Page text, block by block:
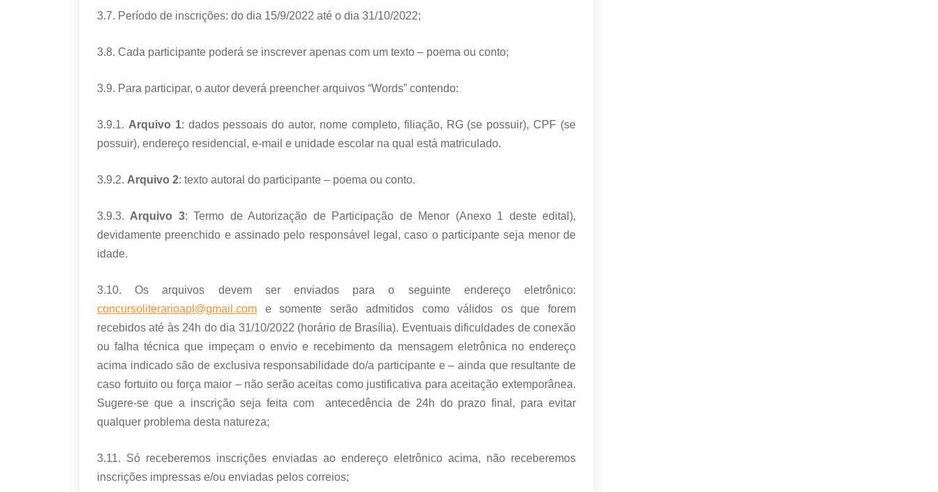
3.7. Período de inscrições: do dia 15/9/2022 até o dia 31/10/2022;
3.8. Cada participante poderá se inscrever apenas com um texto – poema ou conto;
3.9. Para participar, o autor deverá preencher arquivos “Words” contendo:
3.9.1. Arquivo 1: dados pessoais do autor, nome completo, filiação, RG (se possuir), CPF (se
possuir), endereço residencial, e-mail e unidade escolar na qual está matriculado.
3.9.2. Arquivo 2: texto autoral do participante – poema ou conto.
3.9.3. Arquivo 3: Termo de Autorização de Participação de Menor (Anexo 1 deste edital),
devidamente preenchido e assinado pelo responsável legal, caso o participante seja menor de
idade.
3.10. Os arquivos devem ser enviados para o seguinte endereço eletrônico:
concursoliterarioapl@gmail.com e somente serão admitidos como válidos os que forem
recebidos até às 24h do dia 31/10/2022 (horário de Brasília). Eventuais dificuldades de conexão
ou falha técnica que impeçam o envio e recebimento da mensagem eletrônica no endereço
acima indicado são de exclusiva responsabilidade do/a participante e – ainda que resultante de
caso fortuito ou força maior – não serão aceitas como justificativa para aceitação extemporânea.
Sugere-se que a inscrição seja feita com antecedência de 24h do prazo final, para evitar
qualquer problema desta natureza;
3.11. Só receberemos inscrições enviadas ao endereço eletrônico acima, não receberemos
inscrições impressas e/ou enviadas pelos correios;